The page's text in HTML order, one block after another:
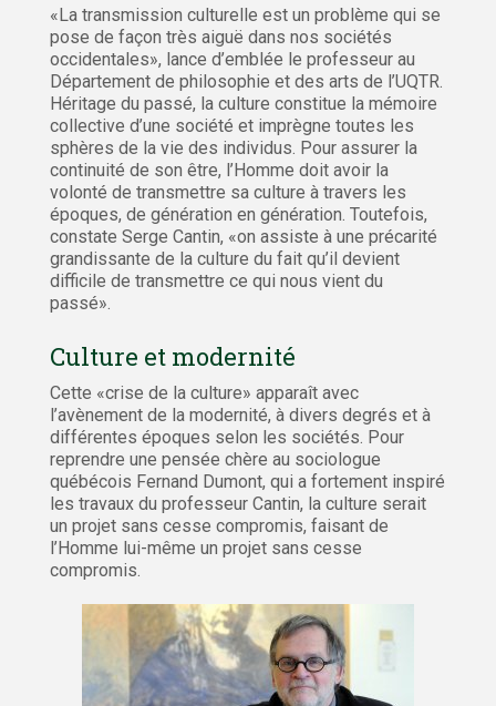
«La transmission culturelle est un problème qui se
pose de façon très aiguë dans nos sociétés
occidentales», lance d’emblée le professeur au
Département de philosophie et des arts de l’UQTR.
Héritage du passé, la culture constitue la mémoire
collective d’une société et imprègne toutes les
sphères de la vie des individus. Pour assurer la
continuité de son être, l’Homme doit avoir la
volonté de transmettre sa culture à travers les
époques, de génération en génération. Toutefois,
constate Serge Cantin, «on assiste à une précarité
grandissante de la culture du fait qu’il devient
difficile de transmettre ce qui nous vient du
passé».
Culture et modernité
Cette «crise de la culture» apparaît avec
l’avènement de la modernité, à divers degrés et à
différentes époques selon les sociétés. Pour
reprendre une pensée chère au sociologue
québécois Fernand Dumont, qui a fortement inspiré
les travaux du professeur Cantin, la culture serait
un projet sans cesse compromis, faisant de
l’Homme lui-même un projet sans cesse
compromis.